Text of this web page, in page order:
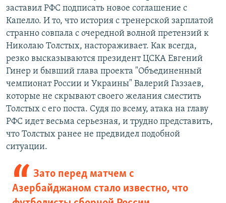
заставил РФС подписать новое соглашение с
Капелло. И то, что история с тренерской зарплатой
странно совпала с очередной волной претензий к
Николаю Толстых, настораживает. Как всегда,
резко высказываются президент ЦСКА Евгений
Гинер и бывший глава проекта "Объединенный
чемпионат России и Украины" Валерий Газзаев,
которые не скрывают своего желания сместить
Толстых с его поста. Судя по всему, атака на главу
РФС идет весьма серьезная, и трудно представить,
что Толстых ранее не предвидел подобной
ситуации.
Зато перед матчем с
Азербайджаном стало известно, что